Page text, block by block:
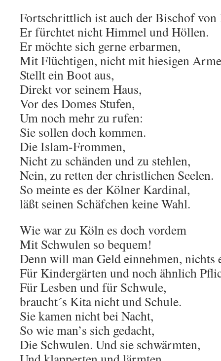
Fortschrittlich ist auch der Bischof von
Er fürchtet nicht Himmel und Höllen.
Er möchte sich gerne erbarmen,
Mit Flüchtigen, nicht mit hiesigen
Stellt ein Boot aus,
Direkt vor seinem Haus,
Vor des Domes Stufen,
Um noch mehr zu rufen:
Sie sollen doch kommen.
Die Islam-Frommen,
Nicht zu schänden und zu stehlen,
Nein, zu retten der christlichen Seelen.
So meinte es der Kölner Kardinal,
läßt seinen Schäfchen keine Wahl.
Wie war zu Köln es doch vordem
Mit Schwulen so bequem!
Denn will man Geld einnehmen, nichts
Für Kindergärten und noch ähnlich
Für Lesben und für Schwule,
braucht´s Kita nicht und Schule.
Sie kamen nicht bei Nacht,
So wie man’s sich gedacht,
Die Schwulen. Und sie schwärmten,